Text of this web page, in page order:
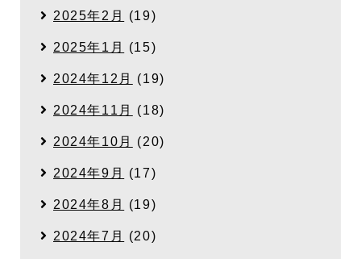
2025年2月 (19)
2025年1月 (15)
2024年12月 (19)
2024年11月 (18)
2024年10月 (20)
2024年9月 (17)
2024年8月 (19)
2024年7月 (20)